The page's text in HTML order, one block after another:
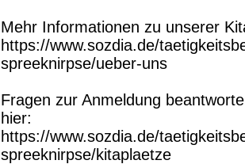
Mehr Informationen zu unserer
https://www.sozdia.de/
spreeknirpse/ueber-uns
Fragen zur Anmeldung
hier:
https://www.sozdia.de/
spreeknirpse/kitaplaetze